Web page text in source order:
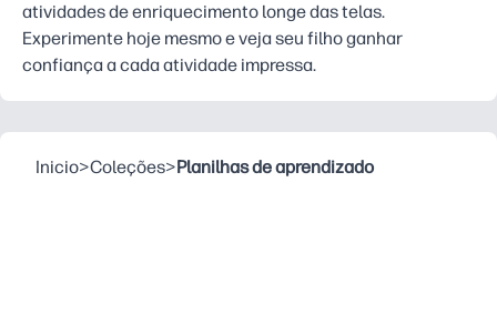
atividades de enriquecimento longe das telas.
Experimente hoje mesmo e veja seu filho ganhar
confiança a cada atividade impressa.
Inicio>Coleções>Planilhas de aprendizado